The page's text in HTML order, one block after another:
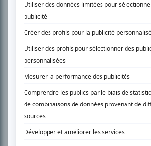
SUR LE RÉSEAU BIZZ MÉDIA
PLAN DU SITE
Accueil
Liste des oeuvres
Recherche avancée